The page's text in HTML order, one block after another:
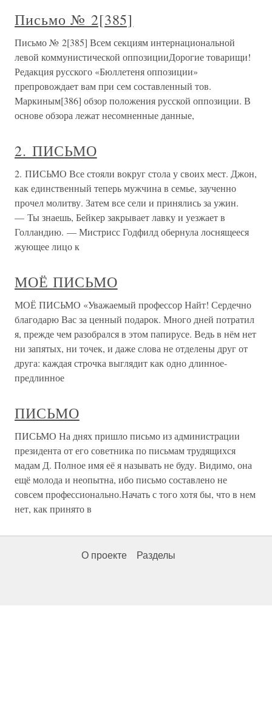
Письмо № 2[385]
Письмо № 2[385] Всем секциям интернациональной
левой коммунистической оппозицииДорогие товарищи!
Редакция русского «Бюллетеня оппозиции»
препровождает вам при сем составленный тов.
Маркиным[386] обзор положения русской оппозиции. В
основе обзора лежат несомненные данные,
2. ПИСЬМО
2. ПИСЬМО Все стояли вокруг стола у своих мест. Джон,
как единственный теперь мужчина в семье, заученно
прочел молитву. Затем все сели и принялись за ужин.
— Ты знаешь, Бейкер закрывает лавку и уезжает в
Голландию. — Мистрисс Годфилд обернула лоснящееся
жующее лицо к
МОЁ ПИСЬМО
МОЁ ПИСЬМО «Уважаемый профессор Найт! Сердечно
благодарю Вас за ценный подарок. Много дней потратил
я, прежде чем разобрался в этом папирусе. Ведь в нём нет
ни запятых, ни точек, и даже слова не отделены друг от
друга: каждая строчка выглядит как одно длинное-
предлинное
ПИСЬМО
ПИСЬМО На днях пришло письмо из администрации
президента от его советника по письмам трудящихся
мадам Д. Полное имя её я называть не буду. Видимо, она
ещё молода и неопытна, ибо письмо составлено не
совсем профессионально.Начать с того хотя бы, что в нем
нет, как принято в
О проекте Разделы